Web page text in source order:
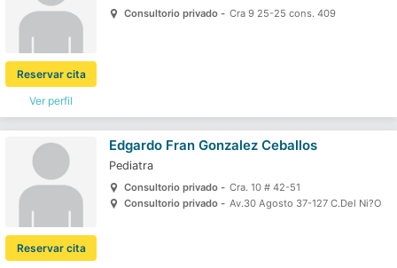
Ver perfil
Reservar cita
Consultorio privado - Cra 9 25-25 cons. 409
Reservar cita
Edgardo Fran Gonzalez Ceballos
Pediatra
Consultorio privado - Cra. 10 # 42-51
Consultorio privado - Av.30 Agosto 37-127 C.Del Ni?O